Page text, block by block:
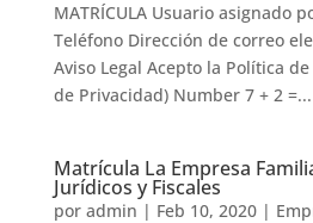
MATRÍCULA Usuario asignado
Teléfono Dirección de correo
Aviso Legal Acepto la Política
de Privacidad) Number 7 + 2 =...
Matrícula La Empresa
Jurídicos y Fiscales
por admin | Feb 10, 2020|